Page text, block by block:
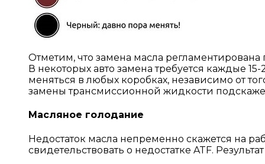
Отметим, что замена масла регламентирована
В некоторых авто замена требуется каждые
меняться в любых коробках, независимо от
замены трансмиссионной жидкости
Масляное голодание
Недостаток масла непременно скажется на
свидетельствовать о недостатке ATF.